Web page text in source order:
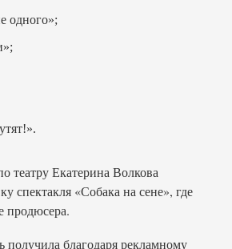
одного»;
театру Екатерина Волкова
спектакля «Собака на сене», где
продюсера.
получила благодаря рекламному